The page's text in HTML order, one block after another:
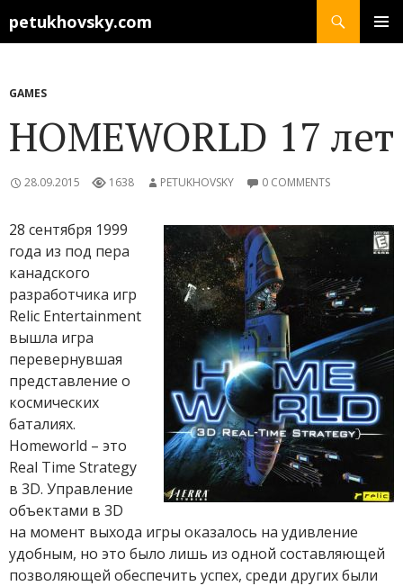
petukhovsky.com
SKIP
GAMES
HOMEWORLD 17 лет
28.09.2015 1638 PETUKHOVSKY 0 COMMENTS
28 сентября 1999
года из под пера
канадского
разработчика игр
Relic Entertainment
вышла игра
перевернувшая
представление о
космических
баталиях.
Homeworld – это
Real Time Strategy
в 3D. Управление
объектами в 3D
на момент выхода игры оказалось на удивление
удобным, но это было лишь из одной составляющей
позволяющей обеспечить успех, среди других были